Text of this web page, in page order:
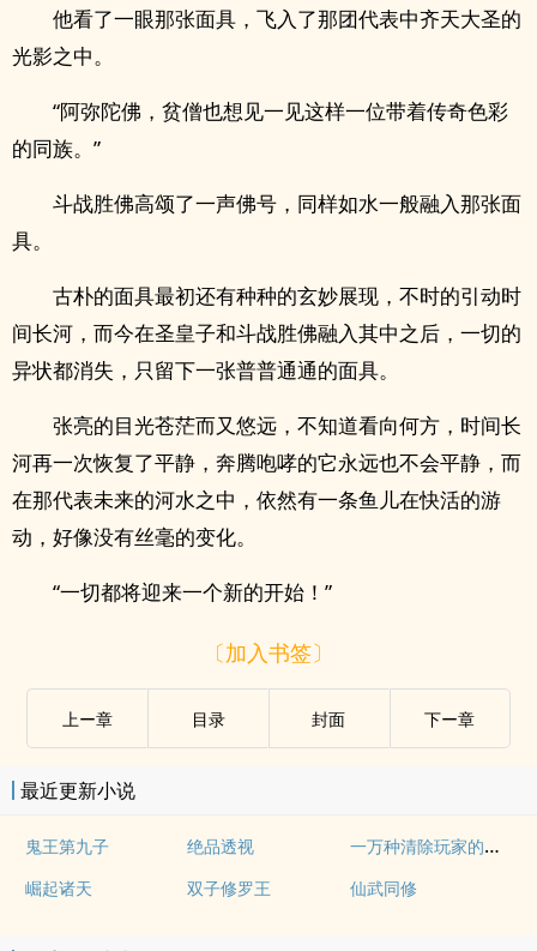
他看了一眼那张面具，飞入了那团代表中齐天大圣的
光影之中。
“阿弥陀佛，贫僧也想见一见这样一位带着传奇色彩
的同族。”
斗战胜佛高颂了一声佛号，同样如水一般融入那张面
具。
古朴的面具最初还有种种的玄妙展现，不时的引动时
间长河，而今在圣皇子和斗战胜佛融入其中之后，一切的
异状都消失，只留下一张普普通通的面具。
张亮的目光苍茫而又悠远，不知道看向何方，时间长
河再一次恢复了平静，奔腾咆哮的它永远也不会平静，而
在那代表未来的河水之中，依然有一条鱼儿在快活的游
动，好像没有丝毫的变化。
“一切都将迎来一个新的开始！”
〔加入书签〕
上ー章 目录 封面 下ー章
最近更新小说
鬼王第九子 绝品透视 一万种清除玩家的方法
崛起诸天 双子修罗王 仙武同修